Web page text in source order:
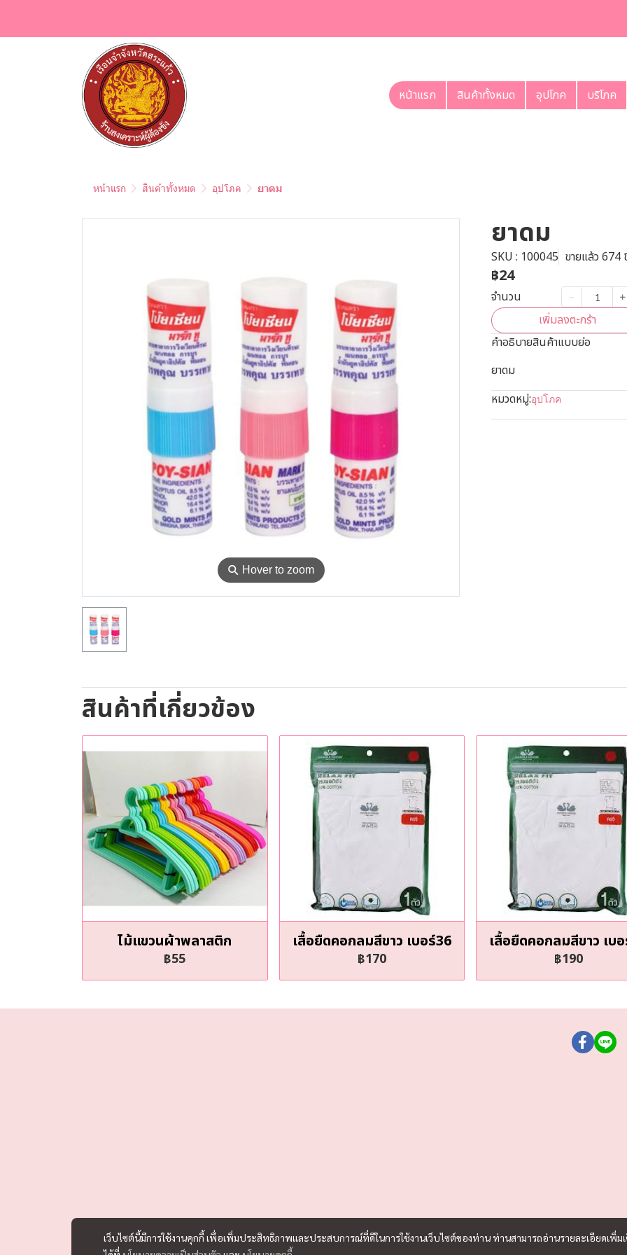
หน้าแรก สินค้าทั้งหมด อุปโภค บริโภค
หน้าแรก สินค้าทั้งหมด อุปโภค ยาดม
⚲ Hover to zoom
ยาดม
SKU : 100045 ขายแล้ว 674
฿24
จำนวน
เพิ่มลงตะกร้า
คำอธิบายสินค้าแบบย่อ
ยาดม
หมวดหมู่:อุปโภค
สินค้าที่เกี่ยวข้อง
ไม้แขวนผ้าพลาสติก
฿55
เสื้อยืดคอกลมสีขาว เบอร์36
฿170
เสื้อยืดคอกลมสีขาว เบ
฿190
เว็บไซต์นี้มีการใช้งานคุกกี้ เพื่อเพิ่มประสิทธิภาพและประสบการณ์ที่ดีในการใช้งานเว็บไซต์ของท่าน ท่านสามารถอ่านรายละเอียดเพิ่ม